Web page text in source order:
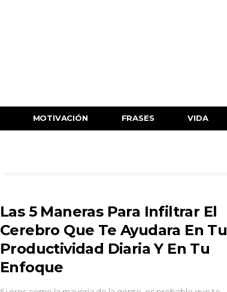
MOTIVACIÓN FRASES VIDA
Las 5 Maneras Para Infiltrar El
Cerebro Que Te Ayudara En Tu
Productividad Diaria Y En Tu
Enfoque